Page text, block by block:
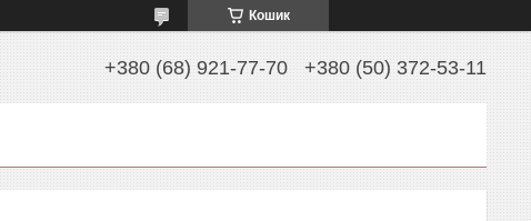
Кошик
+380 (68) 921-77-70 +380 (50) 372-53-11